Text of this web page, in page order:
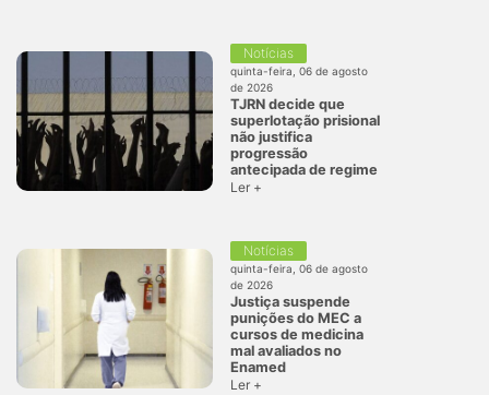
Notícias
quinta-feira, 06 de agosto
de 2026
TJRN decide que
superlotação prisional
não justifica
progressão
antecipada de regime
Ler +
Notícias
quinta-feira, 06 de agosto
de 2026
Justiça suspende
punições do MEC a
cursos de medicina
mal avaliados no
Enamed
Ler +